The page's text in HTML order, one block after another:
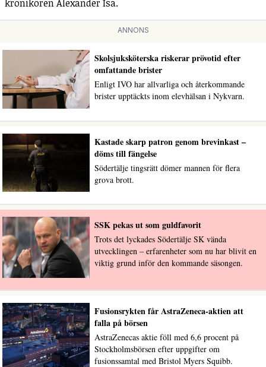
krönikören Alexander Isa.
ANNONS
Skolsjuksköterska riskerar prövotid efter
omfattande brister
Enligt IVO har allvarliga och återkommande
brister upptäckts inom elevhälsan i Nykvarn.
Kastade skarp patron genom brevinkast –
döms till fängelse
Södertälje tingsrätt dömer mannen för flera
grova brott.
SSK pekas ut som guldfavorit
Trots det lyckades Södertälje SK vända
utvecklingen – erfarenheter som nu har blivit en
viktig grund inför den kommande säsongen.
Fusionsrykten får AstraZeneca-aktien att
falla på börsen
AstraZenecas aktie föll med 6,6 procent på
Stockholmsbörsen efter uppgifter om
fusionssamtal med Bristol Myers Squibb.